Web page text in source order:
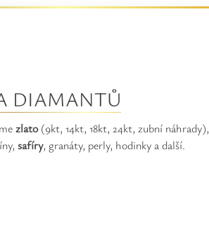
DIAMANTŮ
zlato(9kt, 14kt, 18kt, 24kt, zubní náhrady),
safíry, granáty, perly, hodinky a další.